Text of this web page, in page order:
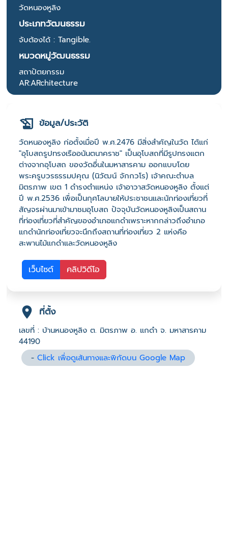
วัดหนองหูลิง
ประเภทวัฒนธรรม
จับต้องได้ : Tangible.
หมวดหมู่วัฒนธรรม
สถาปัตยกรรม
AR:ARchitecture
ข้อมูล/ประวัติ
วัดหนองหูลิง ก่อตั้งเมื่อปี พ.ศ.2476 มีสิ่งสำคัญในวัด ได้แก่
"อุโบสถรูปทรงเรืออนันตนาคราช" เป็นอุโบสถที่มีรูปทรงแตก
ต่างจากอุโบสถ ของวัดอื่นในมหาสารคาม ออกแบบโดย
พระครูบวรธรรมปคุณ (นิวัฒน์ จักกวโร) เจ้าคณะตำบล
มิตรภาพ เขต 1 ดำรงตำแหน่ง เจ้าอาวาสวัดหนองหูลิง ตั้งแต่
ปี พ.ศ.2536 เพื่อเป็นกุศโลบายให้ประชาชนและนักท่องเที่ยวที่
สัญจรผ่านมาเข้ามาชมอุโบสถ ปัจจุบันวัดหนองหูลิงเป็นสถาน
ที่ท่องเที่ยวที่สำคัญของอำเภอแกดำเพราะหากกล่าวถึงอำเภอ
แกดำนักท่องเที่ยวจะนึกถึงสถานที่ท่องเที่ยว 2 แห่งคือ
สะพานไม้แกดำและวัดหนองหูลิง
เว็บไซต์ คลิปวิดีโอ
ที่ตั้ง
เลขที่ : บ้านหนองหูลิง ต. มิตรภาพ อ. แกดำ จ. มหาสารคาม
44190
-Click เพื่อดูเส้นทางและพิกัดบน Google Map